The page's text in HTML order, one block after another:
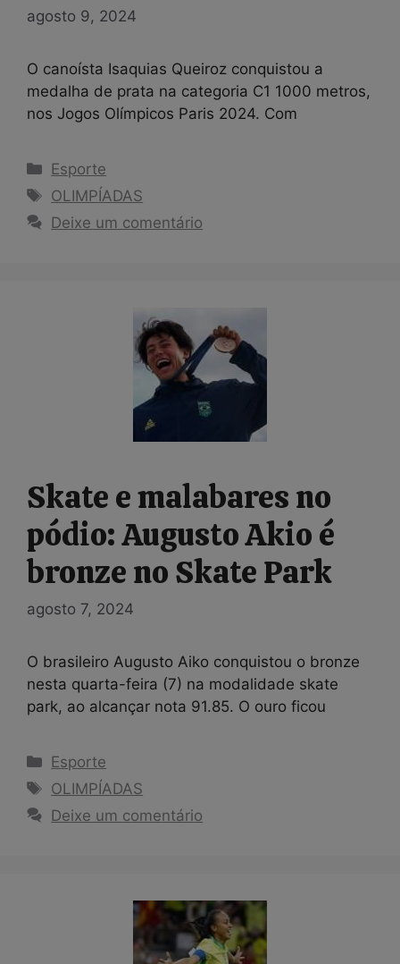
agosto 9, 2024
O canoísta Isaquias Queiroz conquistou a
medalha de prata na categoria C1 1000 metros,
nos Jogos Olímpicos Paris 2024. Com
Categorias
Esporte
Tags
OLIMPÍADAS
Deixe um comentário
Skate e malabares no
pódio: Augusto Akio é
bronze no Skate Park
agosto 7, 2024
O brasileiro Augusto Aiko conquistou o bronze
nesta quarta-feira (7) na modalidade skate
park, ao alcançar nota 91.85. O ouro ficou
Categorias
Esporte
Tags
OLIMPÍADAS
Deixe um comentário